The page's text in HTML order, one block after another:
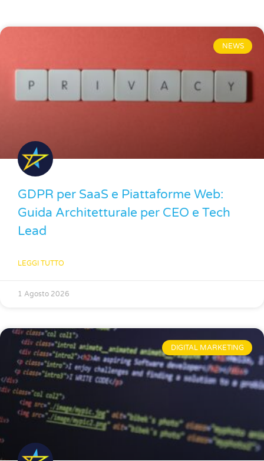
NEWS
GDPR per SaaS e Piattaforme Web:
Guida Architetturale per CEO e Tech
Lead
LEGGI TUTTO
1 Agosto 2026
DIGITAL MARKETING